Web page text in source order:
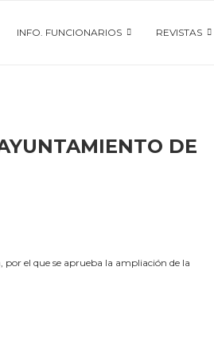
INFO. FUNCIONARIOS REVISTAS
DE
el que se aprueba la ampliación de la